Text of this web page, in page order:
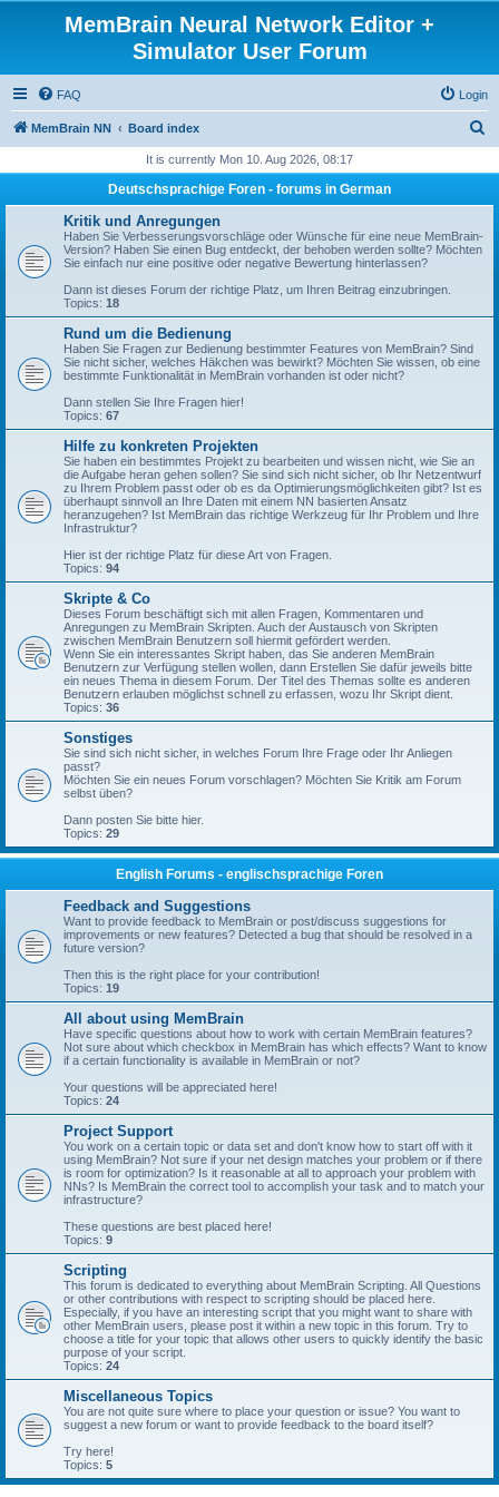
MemBrain Neural Network Editor +
Simulator User Forum
FAQ Login
MemBrain NN Board index
r
It is currently Mon 10. Aug 2026, 08:17
Deutschsprachige Foren - forums in German
Kritik und Anregungen
Haben Sie Verbesserungsvorschläge oder Wünsche für eine neue MemBrain-
Version? Haben Sie einen Bug entdeckt, der behoben werden sollte? Möchten
Sie einfach nur eine positive oder negative Bewertung hinterlassen?
Dann ist dieses Forum der richtige Platz, um Ihren Beitrag einzubringen.
Topics: 18
Rund um die Bedienung
Haben Sie Fragen zur Bedienung bestimmter Features von MemBrain? Sind
Sie nicht sicher, welches Häkchen was bewirkt? Möchten Sie wissen, ob eine
bestimmte Funktionalität in MemBrain vorhanden ist oder nicht?
Dann stellen Sie Ihre Fragen hier!
Topics: 67
Hilfe zu konkreten Projekten
Sie haben ein bestimmtes Projekt zu bearbeiten und wissen nicht, wie Sie an
die Aufgabe heran gehen sollen? Sie sind sich nicht sicher, ob Ihr Netzentwurf
zu Ihrem Problem passt oder ob es da Optimierungsmöglichkeiten gibt? Ist es
überhaupt sinnvoll an Ihre Daten mit einem NN basierten Ansatz
heranzugehen? Ist MemBrain das richtige Werkzeug für Ihr Problem und Ihre
Infrastruktur?
Hier ist der richtige Platz für diese Art von Fragen.
Topics: 94
Skripte & Co
Dieses Forum beschäftigt sich mit allen Fragen, Kommentaren und
Anregungen zu MemBrain Skripten. Auch der Austausch von Skripten
zwischen MemBrain Benutzern soll hiermit gefördert werden.
Wenn Sie ein interessantes Skript haben, das Sie anderen MemBrain
Benutzern zur Verfügung stellen wollen, dann Erstellen Sie dafür jeweils bitte
ein neues Thema in diesem Forum. Der Titel des Themas sollte es anderen
Benutzern erlauben möglichst schnell zu erfassen, wozu Ihr Skript dient.
Topics: 36
Sonstiges
Sie sind sich nicht sicher, in welches Forum Ihre Frage oder Ihr Anliegen
passt?
Möchten Sie ein neues Forum vorschlagen? Möchten Sie Kritik am Forum
selbst üben?
Dann posten Sie bitte hier.
Topics: 29
English Forums - englischsprachige Foren
Feedback and Suggestions
Want to provide feedback to MemBrain or post/discuss suggestions for
improvements or new features? Detected a bug that should be resolved in a
future version?
Then this is the right place for your contribution!
Topics: 19
All about using MemBrain
Have specific questions about how to work with certain MemBrain features?
Not sure about which checkbox in MemBrain has which effects? Want to know
if a certain functionality is available in MemBrain or not?
Your questions will be appreciated here!
Topics: 24
Project Support
You work on a certain topic or data set and don't know how to start off with it
using MemBrain? Not sure if your net design matches your problem or if there
is room for optimization? Is it reasonable at all to approach your problem with
NNs? Is MemBrain the correct tool to accomplish your task and to match your
infrastructure?
These questions are best placed here!
Topics: 9
Scripting
This forum is dedicated to everything about MemBrain Scripting. All Questions
or other contributions with respect to scripting should be placed here.
Especially, if you have an interesting script that you might want to share with
other MemBrain users, please post it within a new topic in this forum. Try to
choose a title for your topic that allows other users to quickly identify the basic
purpose of your script.
Topics: 24
Miscellaneous Topics
You are not quite sure where to place your question or issue? You want to
suggest a new forum or want to provide feedback to the board itself?
Try here!
Topics: 5